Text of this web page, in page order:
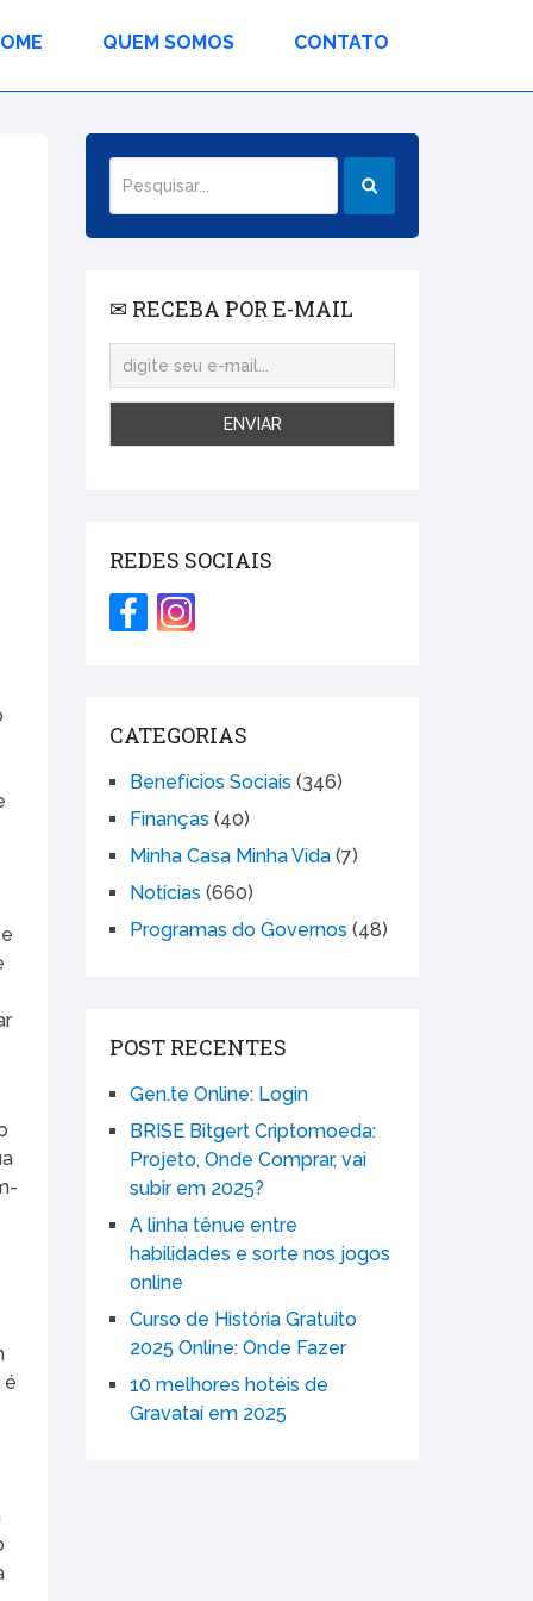
QUEM SOMOS CONTATO
é
✉ RECEBA POR E-MAIL
REDES SOCIAIS
CATEGORIAS
Benefícios Sociais (346)
Finanças (40)
Minha Casa Minha Vida (7)
Notícias (660)
Programas do Governos (48)
POST RECENTES
Gen.te Online: Login
BRISE Bitgert Criptomoeda:
Projeto, Onde Comprar, vai
subir em 2025?
A linha tênue entre
habilidades e sorte nos jogos
online
Curso de História Gratuito
2025 Online: Onde Fazer
10 melhores hotéis de
Gravataí em 2025